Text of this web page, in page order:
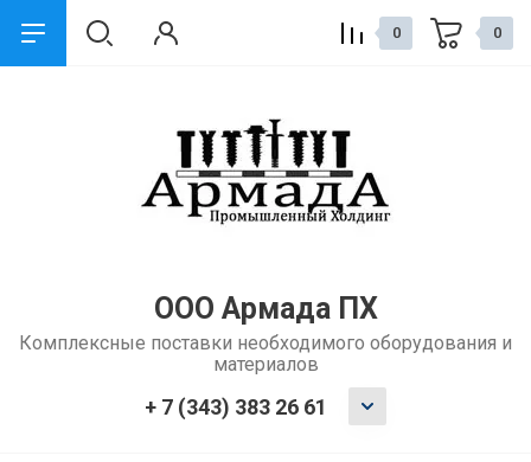
Сервис и поддержка
Способы оплаты
Ремонт и услуги
ООО Армада ПХ
Комплексные поставки необходимого оборудования и
материалов
+ 7 (343) 383 26 61
0 0